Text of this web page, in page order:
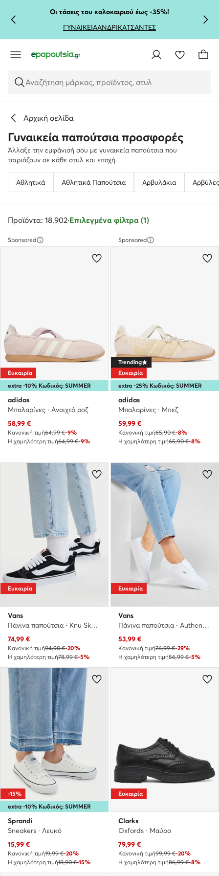
ΜΕΤΆΒΑΣΗ ΣΤΟ ΚΎΡΙΟ ΠΕΡΙΕΧΌΜΕΝΟ
ΜΕΤΆΒΑΣΗ ΣΤΗΝ ΑΝΑΖΉΤΗΣΗ
Οι τάσεις του καλοκαιριού έως -35%!
ΓΥΝΑΙΚΕΙΑΑΝΔΡΙΚΑΤΣΑΝΤΕΣ
Αναζήτηση μάρκας, προϊόντος, στυλ
Αρχική σελίδα
Γυναικεία παπούτσια προσφορές
Άλλαξε την εμφάνισή σου με γυναικεία παπούτσια που
ταιριάζουν σε κάθε στυλ και εποχή.
Αθλητικά Αθλητικά Παπούτσια Αρβυλάκια Αρβύλες
Προϊόντα: 18.902·Επιλεγμένα φίλτρα (1)
Sponsored
extra -10% Κωδικός: SUMMER
Ευκαιρία
adidas
Μπαλαρίνες · Ανοιχτό ροζ
Τρέχουσα τιμή
58,99 €
Κανονική τιμή64,99 €-9%
Η χαμηλότερη τιμή64,99 €-9%
Sponsored
extra -25% Κωδικός: SUMMER
Trending
Ευκαιρία
adidas
Μπαλαρίνες · Μπεζ
Τρέχουσα τιμή
59,99 €
Κανονική τιμή65,90 €-8%
Η χαμηλότερη τιμή65,90 €-8%
Ευκαιρία
Vans
Πάνινα παπούτσια · Knu Skool · Μαύρο
Τρέχουσα τιμή
74,99 €
Κανονική τιμή94,90 €-20%
Η χαμηλότερη τιμή78,99 €-5%
Ευκαιρία
Vans
Πάνινα παπούτσια · Authentic · Λευκό
Τρέχουσα τιμή
53,99 €
Κανονική τιμή76,99 €-29%
Η χαμηλότερη τιμή56,99 €-5%
extra -10% Κωδικός: SUMMER
-15%
Sprandi
Sneakers · Λευκό
Τρέχουσα τιμή
15,99 €
Κανονική τιμή19,99 €-20%
Η χαμηλότερη τιμή18,90 €-15%
Ευκαιρία
Clarks
Oxfords · Μαύρο
Τρέχουσα τιμή
79,99 €
Κανονική τιμή99,99 €-20%
Η χαμηλότερη τιμή86,99 €-8%